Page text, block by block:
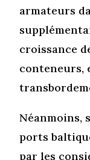
armateurs
croissance
conteneurs,
Néanmoins,
ports
par les